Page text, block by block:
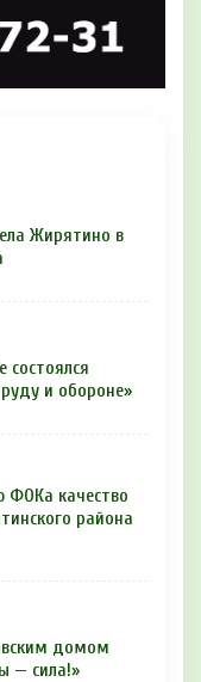
Жирятино в
и обороне»
ФОКа качество
района
домом
— сила!»